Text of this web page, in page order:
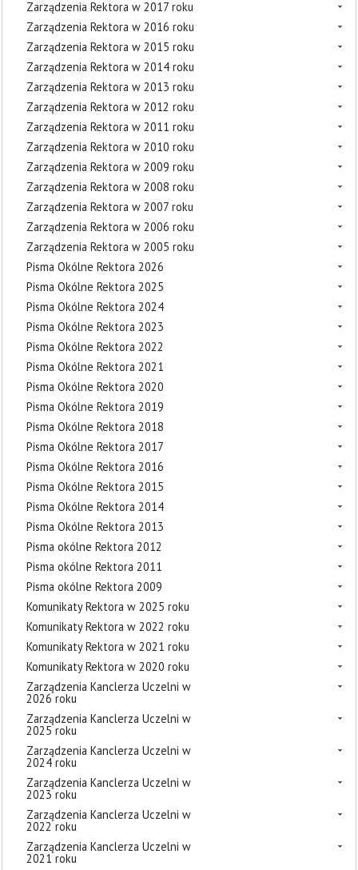
Zarządzenia Rektora w 2017 roku
Zarządzenia Rektora w 2016 roku
Zarządzenia Rektora w 2015 roku
Zarządzenia Rektora w 2014 roku
Zarządzenia Rektora w 2013 roku
Zarządzenia Rektora w 2012 roku
Zarządzenia Rektora w 2011 roku
Zarządzenia Rektora w 2010 roku
Zarządzenia Rektora w 2009 roku
Zarządzenia Rektora w 2008 roku
Zarządzenia Rektora w 2007 roku
Zarządzenia Rektora w 2006 roku
Zarządzenia Rektora w 2005 roku
Pisma Okólne Rektora 2026
Pisma Okólne Rektora 2025
Pisma Okólne Rektora 2024
Pisma Okólne Rektora 2023
Pisma Okólne Rektora 2022
Pisma Okólne Rektora 2021
Pisma Okólne Rektora 2020
Pisma Okólne Rektora 2019
Pisma Okólne Rektora 2018
Pisma Okólne Rektora 2017
Pisma Okólne Rektora 2016
Pisma Okólne Rektora 2015
Pisma Okólne Rektora 2014
Pisma Okólne Rektora 2013
Pisma okólne Rektora 2012
Pisma okólne Rektora 2011
Pisma okólne Rektora 2009
Komunikaty Rektora w 2025 roku
Komunikaty Rektora w 2022 roku
Komunikaty Rektora w 2021 roku
Komunikaty Rektora w 2020 roku
Zarządzenia Kanclerza Uczelni w
2026 roku
Zarządzenia Kanclerza Uczelni w
2025 roku
Zarządzenia Kanclerza Uczelni w
2024 roku
Zarządzenia Kanclerza Uczelni w
2023 roku
Zarządzenia Kanclerza Uczelni w
2022 roku
Zarządzenia Kanclerza Uczelni w
2021 roku